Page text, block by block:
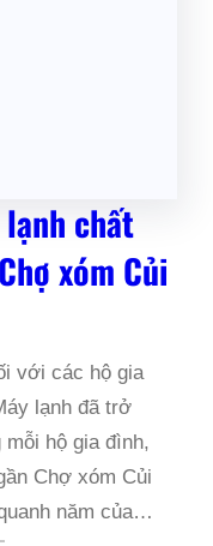
lạnh chất
xóm Củi
với các hộ gia
lạnh đã trở
hộ gia đình,
Chợ xóm Củi
năm của…